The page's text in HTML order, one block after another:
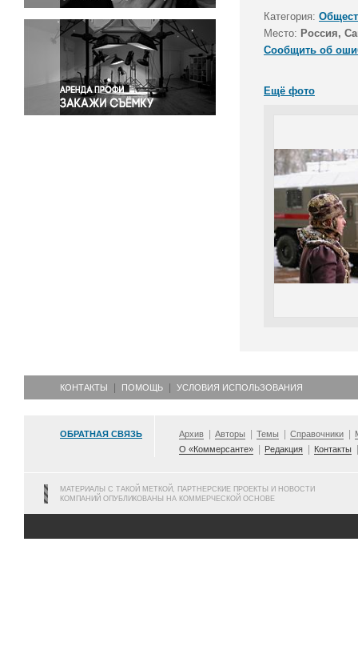
Светская жизнь
Спорт
Экология
Экономика и бизнес
Категория:
Место: Россия,
Сообщить об
Ещё фото
КОНТАКТЫ ПОМОЩЬ УСЛОВИЯ ИСПОЛЬЗОВАНИЯ
ОБРАТНАЯ СВЯЗЬ Архив Авторы Темы Справочники
О «Коммерсанте»
Редакция Контакты
МАТЕРИАЛЫ С ТАКОЙ МЕТКОЙ, ПАРТНЕРСКИЕ ПРОЕКТЫ И НОВОСТИ
КОМПАНИЙ ОПУБЛИКОВАНЫ НА КОММЕРЧЕСКОЙ ОСНОВЕ